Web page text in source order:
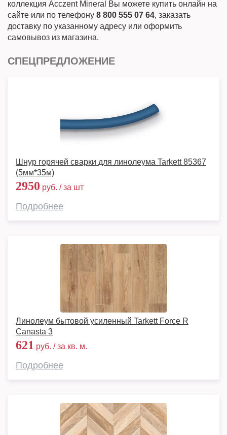
коллекция Acczent Mineral Вы можете купить онлайн на
сайте или по телефону 8 800 555 07 64, заказать
доставку по указанному адресу или оформить
самовывоз из магазина.
СПЕЦПРЕДЛОЖЕНИЕ
Шнур горячей сварки для линолеума Tarkett 85367
(5мм*35м)
2950 руб. / за шт
Подробнее
Линолеум бытовой усиленный Tarkett Force R
Canasta 3
621 руб. / за кв. м.
Подробнее